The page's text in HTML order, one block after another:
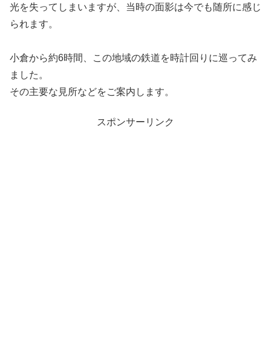
光を失ってしまいますが、当時の面影は今でも随所に感じ
られます。
小倉から約6時間、この地域の鉄道を時計回りに巡ってみ
ました。
その主要な見所などをご案内します。
スポンサーリンク